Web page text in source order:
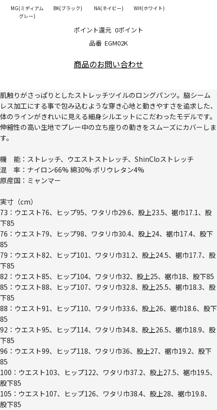
品番 EGM02K
ポイント還元 0ポイント
MG(ミディアム
グレー)
BK(ブラック) NA(ネイビー) WH(ホワイト)
商品のお問い合わせ
肌触りがさっぱりとしたストレッチツイルのロングパンツ。脇シーム
レス加工にする事で包み込むような穿き心地と動きやすさを追求した、
体のラインがきれいに見える細身シルエットにこだわったモデルです。
伸縮性の高い生地でプレー中の立ち座りの動きをスムーズにカバーしま
す。
機 能：ストレッチ、ウエストストレッチ、ShinCloストレッチ
混 率：ナイロン66% 綿30% ポリウレタン4%
原産国：ミャンマー
実寸（cm）
73：ウエスト76、ヒップ95、ワタリ巾29.6、股上23.5、裾巾17.1、股
下85
76：ウエスト79、ヒップ98、ワタリ巾30.4、股上24、裾巾17.4、股下
85
79：ウエスト82、ヒップ101、ワタリ巾31.2、股上24.5、裾巾17.7、股
下85
82：ウエスト85、ヒップ104、ワタリ巾32、股上25、裾巾18、股下85
85：ウエスト88、ヒップ107、ワタリ巾32.8、股上25.5、裾巾18.3、股
下85
88：ウエスト91、ヒップ110、ワタリ巾33.6、股上26、裾巾18.6、股下
85
92：ウエスト95、ヒップ114、ワタリ巾34.8、股上26.5、裾巾18.9、股
下85
96：ウエスト99、ヒップ118、ワタリ巾36、股上27、裾巾19.2、股下
85
100：ウエスト103、ヒップ122、ワタリ巾37.2、股上27.5、裾巾19.5、
股下85
105：ウエスト107、ヒップ126、ワタリ巾38.4、股上28、裾巾19.8、
股下85